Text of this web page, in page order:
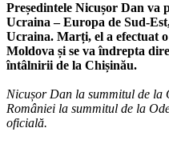
Președintele Nicușor Dan
Ucraina – Europa de Sud-
Ucraina. Marți, el a efectuat
Moldova și se va îndrepta
întâlnirii de la Chișinău.
Nicușor Dan la summitul de la
României la summitul de la
oficială.